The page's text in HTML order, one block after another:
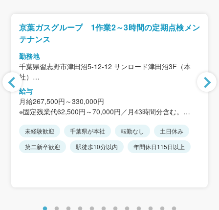
京葉ガスグループ 1作業2～3時間の定期点検メン
テナンス
勤務地
千葉県習志野市津田沼5-12-12 サンロード津田沼3F（本
社）
＜アクセス＞「京成津田沼駅」 徒歩1分、「JR津田沼駅」
徒歩14分
※直行直帰の場合もあり。
※転勤は一切ありません。
給与
月給267,500円～330,000円
※固定残業代62,500円～70,000円／月43時間分含む。
※年齢・経験により変動あり。じっくりご相談して決定し
ましょう！
未経験歓迎 千葉県が本社 転勤なし
土日休み
第二新卒歓迎
駅徒歩10分以内 年間休日115日以上